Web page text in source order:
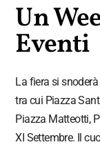
Un
Eventi
La fiera si
tra cui Piazza
Piazza Matteotti,
XI Settembre. Il